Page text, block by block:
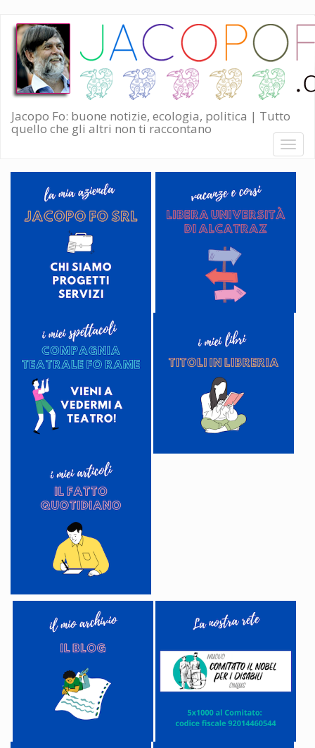
Salta
contenuto
principale
Jacopo Fo: buone notizie, ecologia, politica | Tutto
quello che gli altri non ti raccontano
Toggle